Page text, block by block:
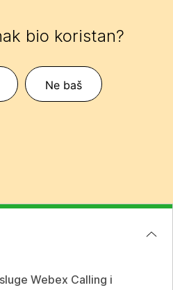
bio koristan?
Ne baš
Webex Calling i